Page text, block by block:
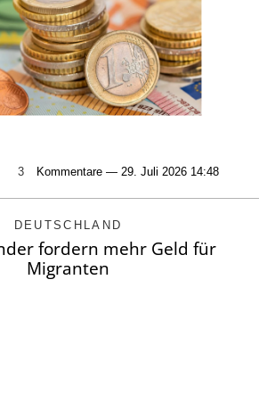
3 Kommentare — 29. Juli 2026 14:48
DEUTSCHLAND
fordern mehr Geld für
Migranten